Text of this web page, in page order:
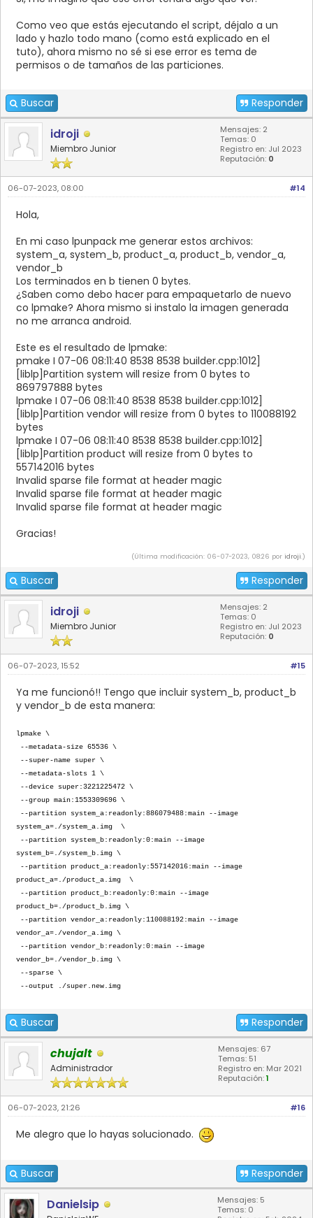
Como veo que estás ejecutando el script, déjalo a un
lado y hazlo todo mano (como está explicado en el
tuto), ahora mismo no sé si ese error es tema de
permisos o de tamaños de las particiones.
Buscar Responder
idroji
Miembro Junior
Mensajes: 2
Temas: 0
Registro en: Jul 2023
Reputación: 0
#14
06-07-2023, 08:00
Hola,
En mi caso lpunpack me generar estos archivos:
system_a, system_b, product_a, product_b, vendor_a,
vendor_b
Los terminados en b tienen 0 bytes.
¿Saben como debo hacer para empaquetarlo de nuevo
co lpmake? Ahora mismo si instalo la imagen generada
no me arranca android.
Este es el resultado de lpmake:
pmake I 07-06 08:11:40 8538 8538 builder.cpp:1012]
[liblp]Partition system will resize from 0 bytes to
869797888 bytes
lpmake I 07-06 08:11:40 8538 8538 builder.cpp:1012]
[liblp]Partition vendor will resize from 0 bytes to 110088192
bytes
lpmake I 07-06 08:11:40 8538 8538 builder.cpp:1012]
[liblp]Partition product will resize from 0 bytes to
557142016 bytes
Invalid sparse file format at header magic
Invalid sparse file format at header magic
Invalid sparse file format at header magic
Gracias!
(Última modificación: 06-07-2023, 08:26 por idroji.)
Buscar Responder
idroji
Miembro Junior
Mensajes: 2
Temas: 0
Registro en: Jul 2023
Reputación: 0
#15
06-07-2023, 15:52
Ya me funcionó!! Tengo que incluir system_b, product_b
y vendor_b de esta manera:
lpmake \
--metadata-size 65536 \
--super-name super \
--metadata-slots 1 \
--device super:3221225472 \
--group main:1553309696 \
--partition system_a:readonly:886079488:main --image
system_a=./system_a.img \
--partition system_b:readonly:0:main --image
system_b=./system_b.img \
--partition product_a:readonly:557142016:main --image
product_a=./product_a.img \
--partition product_b:readonly:0:main --image
product_b=./product_b.img \
--partition vendor_a:readonly:110088192:main --image
vendor_a=./vendor_a.img \
--partition vendor_b:readonly:0:main --image
vendor_b=./vendor_b.img \
--sparse \
--output ./super.new.img
Buscar Responder
chujalt
Administrador
Mensajes: 67
Temas: 51
Registro en: Mar 2021
Reputación:1
#16
06-07-2023, 21:26
Me alegro que lo hayas solucionado.
Buscar Responder
Danielsip
Mensajes: 5
Temas: 0